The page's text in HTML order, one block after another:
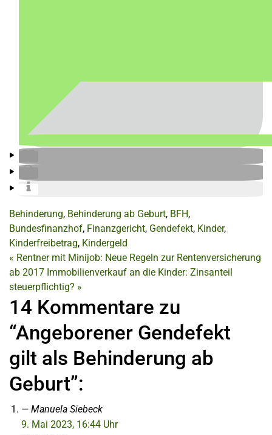
Behinderung, Behinderung ab Geburt, BFH,
Bundesfinanzhof, Finanzgericht, Gendefekt, Kinder,
Kinderfreibetrag, Kindergeld
« Rentner mit Minijob: Neue Regeln zur Rentenversicherung
ab 2017 Immobilienverkauf an die Kinder: Zinsanteil
steuerpflichtig? »
14 Kommentare zu
“Angeborener Gendefekt
gilt als Behinderung ab
Geburt”:
Manuela Siebeck
9. Mai 2023, 16:44 Uhr